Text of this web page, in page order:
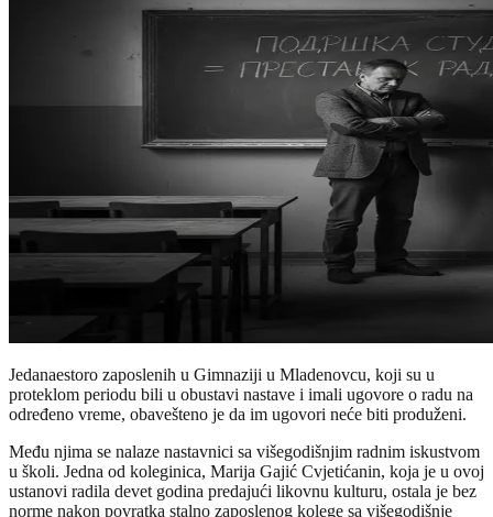
Jedanaestoro zaposlenih u Gimnaziji u Mladenovcu, koji su u
proteklom periodu bili u obustavi nastave i imali ugovore o radu na
određeno vreme, obavešteno je da im ugovori neće biti produženi.
Među njima se nalaze nastavnici sa višegodišnjim radnim iskustvom
u školi. Jedna od koleginica, Marija Gajić Cvjetićanin, koja je u ovoj
ustanovi radila devet godina predajući likovnu kulturu, ostala je bez
norme nakon povratka stalno zaposlenog kolege sa višegodišnje